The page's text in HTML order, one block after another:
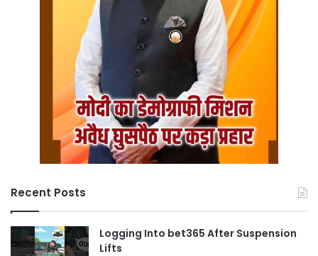
Recent Posts
Logging Into bet365 After Suspension
Lifts